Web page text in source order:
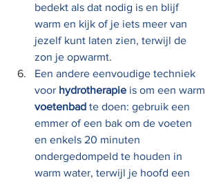
bedekt als dat nodig is en blijf
warm en kijk of je iets meer van
jezelf kunt laten zien, terwijl de
zon je opwarmt.
Een andere eenvoudige techniek
voor hydrotherapie is om een ​​warm
voetenbad te doen: gebruik een
emmer of een bak om de voeten
en enkels 20 minuten
ondergedompeld te houden in
warm water, terwijl je hoofd een